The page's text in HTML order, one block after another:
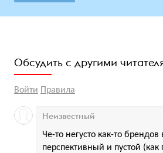
Обсудить с другими
Войти Правила
Че-то негусто как-то
перспективный и пустой (как
Неизвестный